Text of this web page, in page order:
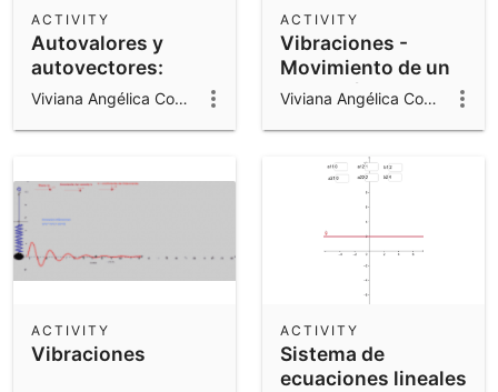
Autovalores y
autovectores:
Visualización.
ACTIVITY
Viviana Angélica Costa
Vibraciones -
Movimiento de un
cuerpo (10 dic.
ACTIVITY
Viviana Angélica Costa
Vibraciones
ACTIVITY
Sistema de
ecuaciones lineales
ACTIVITY